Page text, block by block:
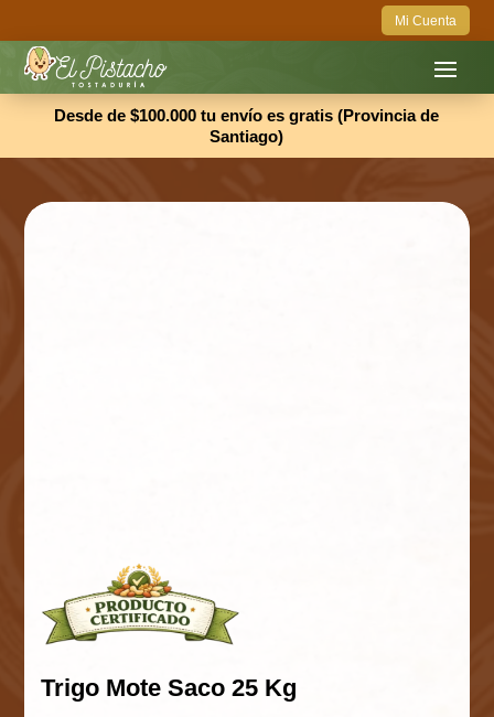
Mi Cuenta
Desde de $100.000 tu envío es gratis (Provincia de
Santiago)
Trigo Mote Saco 25 Kg